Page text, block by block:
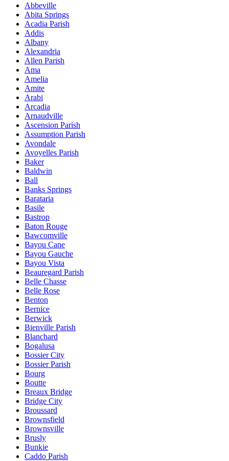
Abbeville
Abita Springs
Acadia Parish
Addis
Albany
Alexandria
Allen Parish
Ama
Amelia
Amite
Arabi
Arcadia
Arnaudville
Ascension Parish
Assumption Parish
Avondale
Avoyelles Parish
Baker
Baldwin
Ball
Banks Springs
Barataria
Basile
Bastrop
Baton Rouge
Bawcomville
Bayou Cane
Bayou Gauche
Bayou Vista
Beauregard Parish
Belle Chasse
Belle Rose
Benton
Bernice
Berwick
Bienville Parish
Blanchard
Bogalusa
Bossier City
Bossier Parish
Bourg
Boutte
Breaux Bridge
Bridge City
Broussard
Brownsfield
Brownsville
Brusly
Bunkie
Caddo Parish